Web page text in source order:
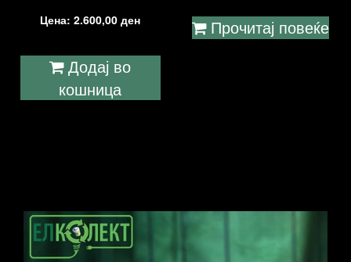
Цена:2.600,00ден
Додај во
кошница
Прочитај повеќе